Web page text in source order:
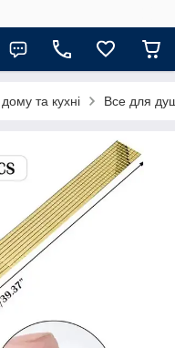
та кухні Все для